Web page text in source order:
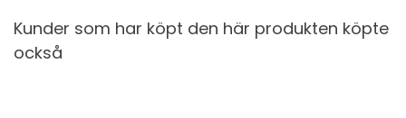
Kunder som har köpt den här produkten köpte
också